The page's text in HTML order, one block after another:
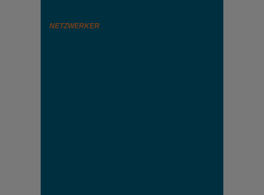
NETZWERKER